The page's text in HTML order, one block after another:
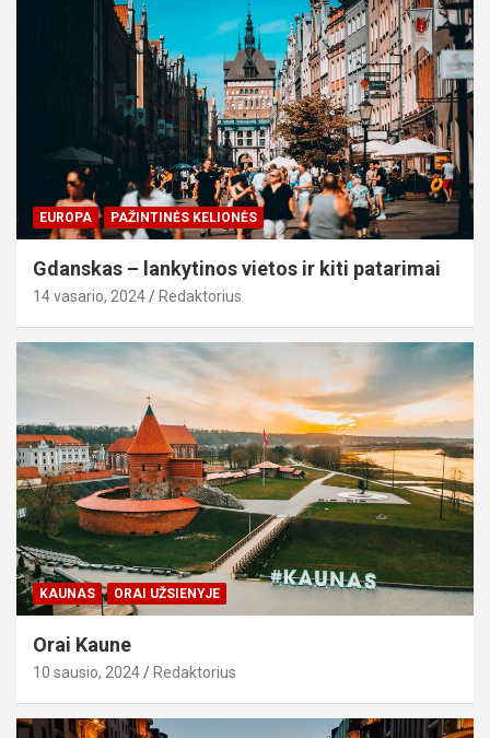
EUROPA PAŽINTINĖS KELIONĖS
Gdanskas – lankytinos vietos ir kiti patarimai
14 vasario, 2024 Redaktorius
KAUNAS ORAI UŽSIENYJE
Orai Kaune
10 sausio, 2024 Redaktorius